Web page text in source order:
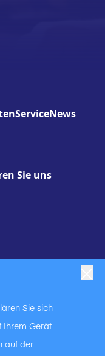
Sie sich
Ihrem Gerät
auf der
ServiceNews
Sie uns